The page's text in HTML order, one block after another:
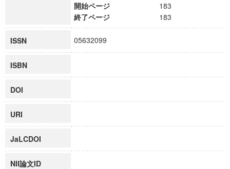
開始ページ
183
終了ページ
183
ISSN 05632099
ISBN
DOI
URI
JaLCDOI
NII論文ID